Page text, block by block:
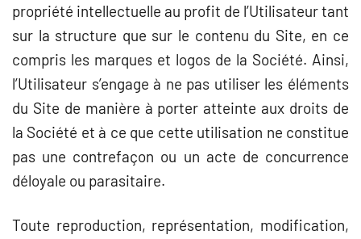
propriété intellectuelle au profit de l’Utilisateur tant
sur la structure que sur le contenu du Site, en ce
compris les marques et logos de la Société. Ainsi,
l’Utilisateur s’engage à ne pas utiliser les éléments
du Site de manière à porter atteinte aux droits de
la Société et à ce que cette utilisation ne constitue
pas une contrefaçon ou un acte de concurrence
déloyale ou parasitaire.
Toute reproduction, représentation, modification,